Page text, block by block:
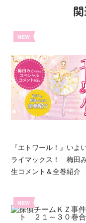
NEW
『エトワール！』いよ
ライマックス！ 梅田
生コメント＆全巻紹介
NEW